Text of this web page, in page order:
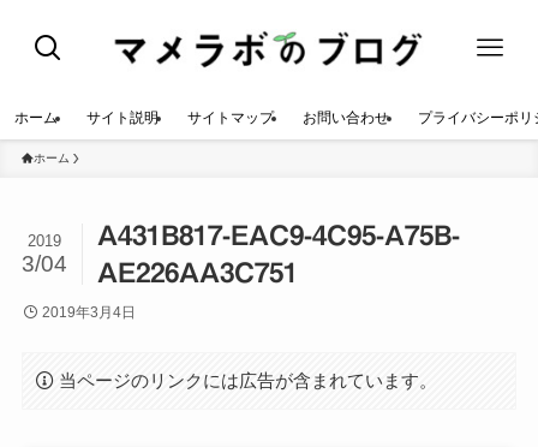
ホーム サイト説明 サイトマップ お問い合わせ プライバシーポリ
ホーム
A431B817-EAC9-4C95-A75B-
AE226AA3C751
2019
3/04
2019年3月4日
当ページのリンクには広告が含まれています。